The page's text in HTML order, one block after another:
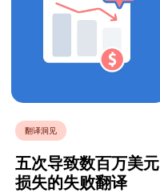
翻译洞见
五次导致数百万美元
损失的失败翻译